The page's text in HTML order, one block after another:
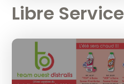
Libre Service